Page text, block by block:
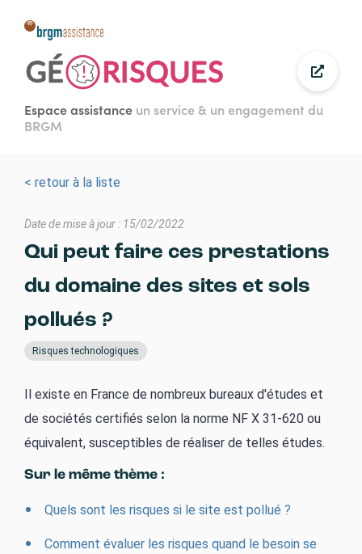
principal
Espace assistance un service & un engagement du
BRGM
< retour à la liste
Date de mise à jour : 15/02/2022
Qui peut faire ces prestations
du domaine des sites et sols
pollués ?
Risques technologiques
Il existe en France de nombreux bureaux d'études et
de sociétés certifiés selon la norme NF X 31-620 ou
équivalent, susceptibles de réaliser de telles études.
Sur le même thème :
Quels sont les risques si le site est pollué ?
Comment évaluer les risques quand le besoin se